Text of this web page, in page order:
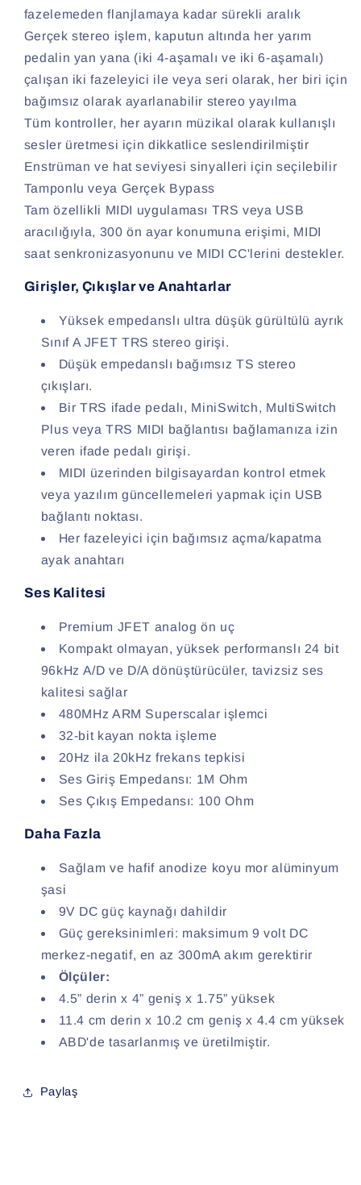
fazelemeden flanjlamaya kadar sürekli aralık
Gerçek stereo işlem, kaputun altında her yarım
pedalin yan yana (iki 4-aşamalı ve iki 6-aşamalı)
çalışan iki fazeleyici ile veya seri olarak, her biri için
bağımsız olarak ayarlanabilir stereo yayılma
Tüm kontroller, her ayarın müzikal olarak kullanışlı
sesler üretmesi için dikkatlice seslendirilmiştir
Enstrüman ve hat seviyesi sinyalleri için seçilebilir
Tamponlu veya Gerçek Bypass
Tam özellikli MIDI uygulaması TRS veya USB
aracılığıyla, 300 ön ayar konumuna erişimi, MIDI
saat senkronizasyonunu ve MIDI CC'lerini destekler.
Girişler, Çıkışlar ve Anahtarlar
Yüksek empedanslı ultra düşük gürültülü ayrık
Sınıf A JFET TRS stereo girişi.
Düşük empedanslı bağımsız TS stereo
çıkışları.
Bir TRS ifade pedalı, MiniSwitch, MultiSwitch
Plus veya TRS MIDI bağlantısı bağlamanıza izin
veren ifade pedalı girişi.
MIDI üzerinden bilgisayardan kontrol etmek
veya yazılım güncellemeleri yapmak için USB
bağlantı noktası.
Her fazeleyici için bağımsız açma/kapatma
ayak anahtarı
Ses Kalitesi
Premium JFET analog ön uç
Kompakt olmayan, yüksek performanslı 24 bit
96kHz A/D ve D/A dönüştürücüler, tavizsiz ses
kalitesi sağlar
480MHz ARM Superscalar işlemci
32-bit kayan nokta işleme
20Hz ila 20kHz frekans tepkisi
Ses Giriş Empedansı: 1M Ohm
Ses Çıkış Empedansı: 100 Ohm
Daha Fazla
Sağlam ve hafif anodize koyu mor alüminyum
şasi
9V DC güç kaynağı dahildir
Güç gereksinimleri: maksimum 9 volt DC
merkez-negatif, en az 300mA akım gerektirir
Ölçüler:
4.5” derin x 4” geniş x 1.75” yüksek
11.4 cm derin x 10.2 cm geniş x 4.4 cm yüksek
ABD'de tasarlanmış ve üretilmiştir.
Paylaş